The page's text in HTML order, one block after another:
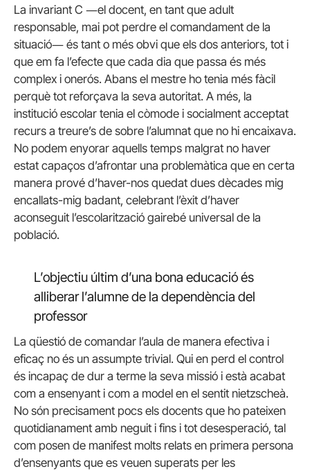
La invariant C ―el docent, en tant que adult
responsable, mai pot perdre el comandament de la
situació― és tant o més obvi que els dos anteriors, tot i
que em fa l’efecte que cada dia que passa és més
complex i onerós. Abans el mestre ho tenia més fàcil
perquè tot reforçava la seva autoritat. A més, la
institució escolar tenia el còmode i socialment acceptat
recurs a treure’s de sobre l’alumnat que no hi encaixava.
No podem enyorar aquells temps malgrat no haver
estat capaços d’afrontar una problemàtica que en certa
manera prové d’haver-nos quedat dues dècades mig
encallats-mig badant, celebrant l’èxit d’haver
aconseguit l’escolarització gairebé universal de la
població.
L’objectiu últim d’una bona educació és
alliberar l’alumne de la dependència del
professor
La qüestió de comandar l’aula de manera efectiva i
eficaç no és un assumpte trivial. Qui en perd el control
és incapaç de dur a terme la seva missió i està acabat
com a ensenyant i com a model en el sentit nietzscheà.
No són precisament pocs els docents que ho pateixen
quotidianament amb neguit i fins i tot desesperació, tal
com posen de manifest molts relats en primera persona
d’ensenyants que es veuen superats per les